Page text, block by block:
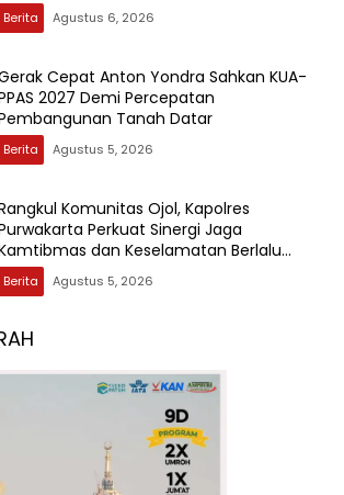
Berita Agustus 6, 2026
Cepat Anton Yondra Sahkan KUA-
2027 Demi Percepatan
Tanah Datar
Berita Agustus 5, 2026
Komunitas Ojol, Kapolres
Perkuat Sinergi Jaga
dan Keselamatan Berlalu
Berita Agustus 5, 2026